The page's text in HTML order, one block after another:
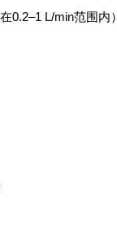
0.2–1 L/min范围内）